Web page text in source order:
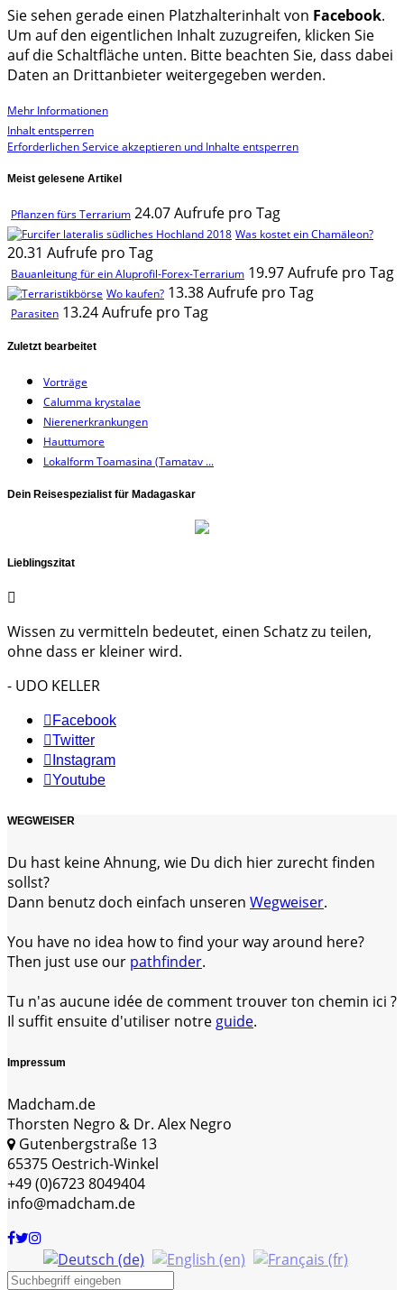
Sie sehen gerade einen Platzhalterinhalt von Facebook.
Um auf den eigentlichen Inhalt zuzugreifen, klicken Sie
auf die Schaltfläche unten. Bitte beachten Sie, dass dabei
Daten an Drittanbieter weitergegeben werden.
Mehr Informationen
Inhalt entsperren
Erforderlichen Service akzeptieren und Inhalte entsperren
Meist gelesene Artikel
Pflanzen fürs Terrarium 24.07 Aufrufe pro Tag
Was kostet ein Chamäleon?
20.31 Aufrufe pro Tag
Bauanleitung für ein Aluprofil-Forex-Terrarium 19.97 Aufrufe pro Tag
Wo kaufen? 13.38 Aufrufe pro Tag
Parasiten 13.24 Aufrufe pro Tag
Zuletzt bearbeitet
Vorträge
Calumma krystalae
Nierenerkrankungen
Hauttumore
Lokalform Toamasina (Tamatav ...
Dein Reisespezialist für Madagaskar
Lieblingszitat
Wissen zu vermitteln bedeutet, einen Schatz zu teilen,
ohne dass er kleiner wird.
- UDO KELLER
Facebook
Twitter
Instagram
Youtube
WEGWEISER
Du hast keine Ahnung, wie Du dich hier zurecht finden
sollst?
Dann benutz doch einfach unseren Wegweiser.
You have no idea how to find your way around here?
Then just use our pathfinder.
Tu n'as aucune idée de comment trouver ton chemin ici ?
Il suffit ensuite d'utiliser notre guide.
Impressum
Madcham.de
Thorsten Negro & Dr. Alex Negro
Gutenbergstraße 13
65375 Oestrich-Winkel
+49 (0)6723 8049404
info@madcham.de